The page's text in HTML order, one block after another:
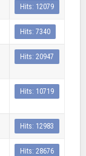
Hits: 12079
Hits: 7340
Hits: 20947
Hits: 10719
Hits: 12983
Hits: 28676